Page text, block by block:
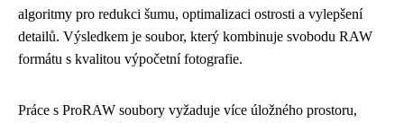
algoritmy pro redukci šumu, optimalizaci ostrosti a vylepšení
detailů. Výsledkem je soubor, který kombinuje svobodu RAW
formátu s kvalitou výpočetní fotografie.
Práce s ProRAW soubory vyžaduje více úložného prostoru,